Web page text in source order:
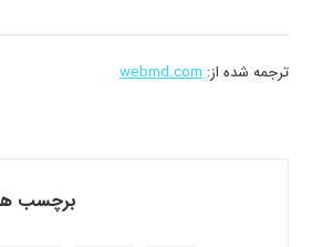
ترجمه شده از: webmd.com
برچسب